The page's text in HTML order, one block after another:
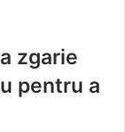
zgarie
pentru a